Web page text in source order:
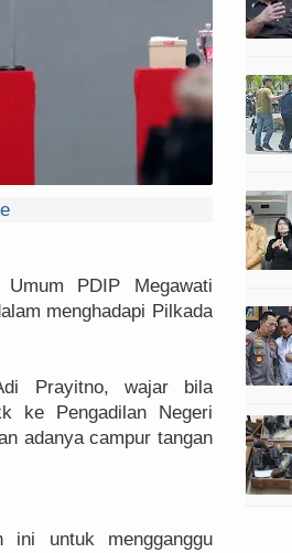
PDIP Megawati
menghadapi Pilkada
Prayitno, wajar bila
ke Pengadilan Negeri
adanya campur tangan
ini untuk mengganggu